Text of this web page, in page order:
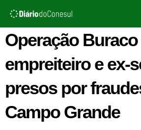
para
conteúdo
Operação
empreiteiro e ex-
presos por
Campo Grande